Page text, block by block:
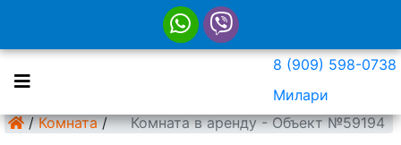
8 (909) 598-0738
Милари
/ Комната / Комната в аренду - Объект №59194